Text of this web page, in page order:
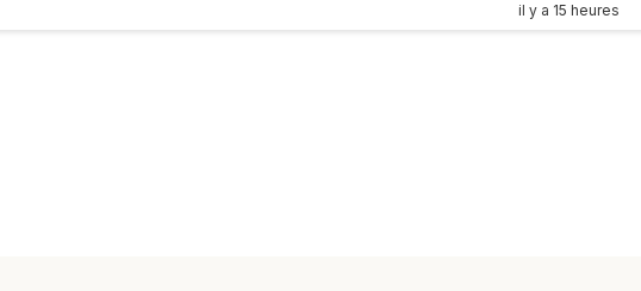
il y a 15 heures